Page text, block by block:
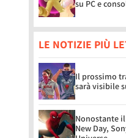
su PC e
LE NOTIZIE PIÙ
Il prossimo
sarà visibile
Nonostante
New Day,